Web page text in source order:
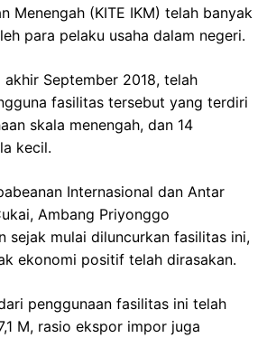
Menengah (KITE IKM) telah banyak
para pelaku usaha dalam negeri.
September 2018, telah
fasilitas tersebut yang terdiri
skala menengah, dan 14
kecil.
Internasional dan Antar
Ambang Priyonggo
sejak mulai diluncurkan fasilitas ini,
ekonomi positif telah dirasakan.
penggunaan fasilitas ini telah
M, rasio ekspor impor juga